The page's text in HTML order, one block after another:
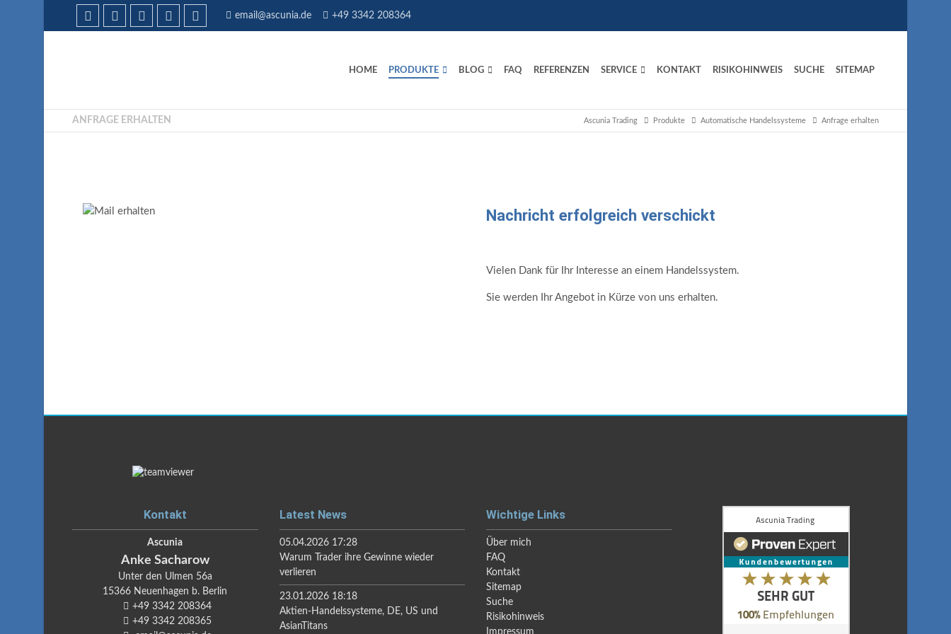
email@ascunia.de +49 3342 208364
HOME PRODUKTE BLOG FAQ REFERENZEN SERVICE KONTAKT RISIKOHINWEIS SUCHE SITEMAP
ANFRAGE ERHALTEN Ascunia Trading Produkte Automatische Handelssysteme Anfrage erhalten
Nachricht erfolgreich verschickt
Vielen Dank für Ihr Interesse an einem Handelssystem.
Sie werden Ihr Angebot in Kürze von uns erhalten.
Kontakt
Ascunia
Anke Sacharow
Unter den Ulmen 56a
15366 Neuenhagen b. Berlin
+49 3342 208364
+49 3342 208365
Latest News
05.04.2026 17:28
Warum Trader ihre Gewinne wieder
verlieren
23.01.2026 18:18
Aktien-Handelssysteme, DE, US und
AsianTitans
Wichtige Links
Über mich
FAQ
Kontakt
Sitemap
Suche
Risikohinweis
Impressum